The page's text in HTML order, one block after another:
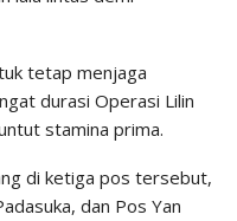
tetap menjaga
durasi Operasi Lilin
stamina prima.
di ketiga pos tersebut,
dan Pos Yan